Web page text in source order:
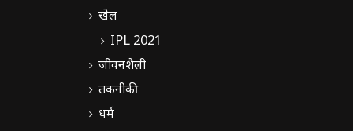
खेल
IPL 2021
जीवनशैली
तकनीकी
धर्म